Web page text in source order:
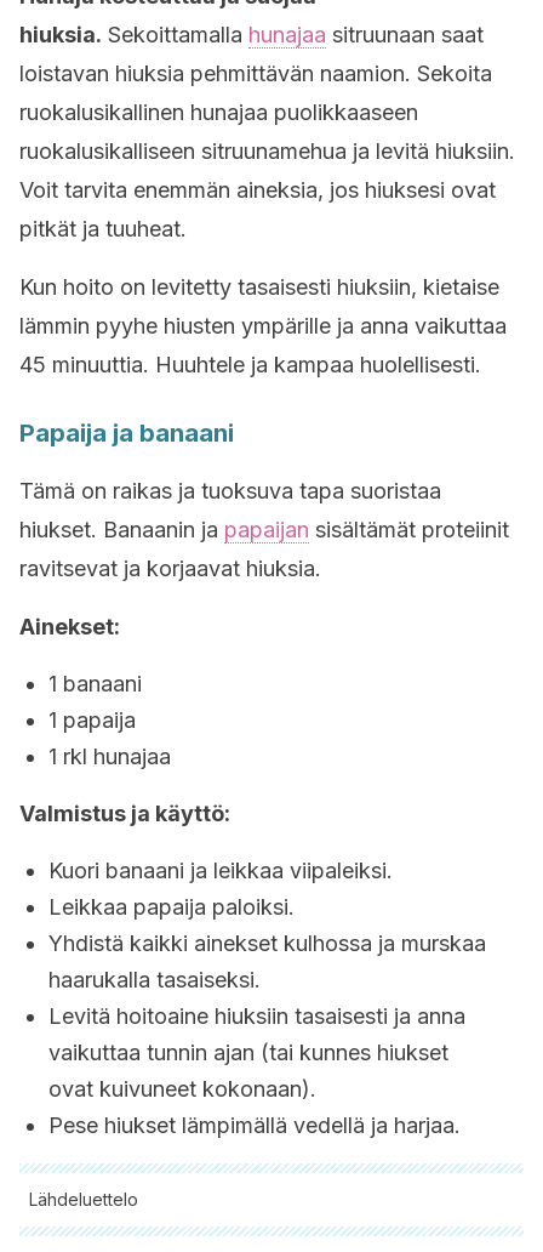
hiuksia. Sekoittamalla hunajaa sitruunaan saat
loistavan hiuksia pehmittävän naamion. Sekoita
ruokalusikallinen hunajaa puolikkaaseen
ruokalusikalliseen sitruunamehua ja levitä hiuksiin.
Voit tarvita enemmän aineksia, jos hiuksesi ovat
pitkät ja tuuheat.
Kun hoito on levitetty tasaisesti hiuksiin, kietaise
lämmin pyyhe hiusten ympärille ja anna vaikuttaa
45 minuuttia. Huuhtele ja kampaa huolellisesti.
Papaija ja banaani
Tämä on raikas ja tuoksuva tapa suoristaa
hiukset. Banaanin ja papaijan sisältämät proteiinit
ravitsevat ja korjaavat hiuksia.
Ainekset:
1 banaani
1 papaija
1 rkl hunajaa
Valmistus ja käyttö:
Kuori banaani ja leikkaa viipaleiksi.
Leikkaa papaija paloiksi.
Yhdistä kaikki ainekset kulhossa ja murskaa
haarukalla tasaiseksi.
Levitä hoitoaine hiuksiin tasaisesti ja anna
vaikuttaa tunnin ajan (tai kunnes hiukset
ovat kuivuneet kokonaan).
Pese hiukset lämpimällä vedellä ja harjaa.
Lähdeluettelo
Kaikki lainatut lähteet tarkistettiin perusteellisesti tiimimme